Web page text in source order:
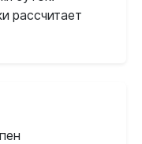
рассчитает